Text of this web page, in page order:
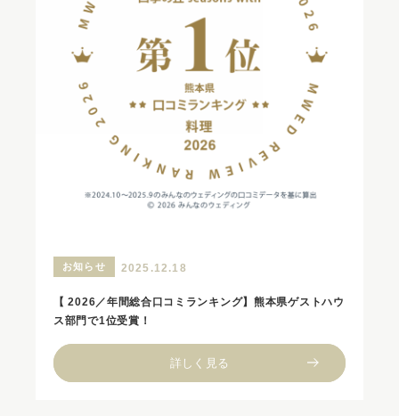
お知らせ 2025.12.18
【 2026／年間総合口コミランキング】熊本県ゲストハウ
ス部門で1位受賞！
詳しく見る